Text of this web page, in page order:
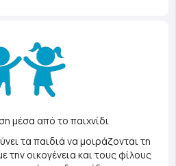
μέσα από το παιχνίδι
τα παιδιά να μοιράζονται τη
την οικογένεια και τους φίλους